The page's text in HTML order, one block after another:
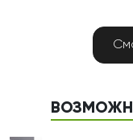
Букет просто
и упаковка
Ильдар